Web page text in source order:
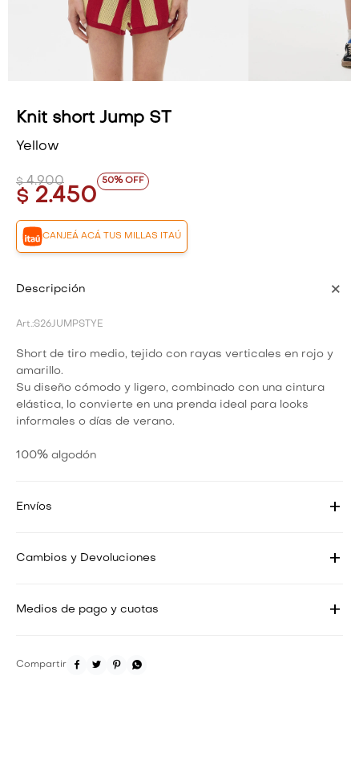
Knit short Jump ST
Yellow
$ 2.450
$ 4.900 50
CANJEÁ ACÁ TUS MILLAS ITAÚ
Descripción
S26JUMPSTYE
Short de tiro medio, tejido con rayas verticales en rojo y
amarillo.
Su diseño cómodo y ligero, combinado con una cintura
elástica, lo convierte en una prenda ideal para looks
informales o días de verano.
100% algodón
Envíos
Cambios y Devoluciones
Medios de pago y cuotas
   
VESTIDOS Y MONOS
CAMISAS Y BLUSAS
SHORTS Y FALDAS
VESTIDOS Y MONOS
CAMISAS Y BLUSAS
SHORTS Y FALDAS